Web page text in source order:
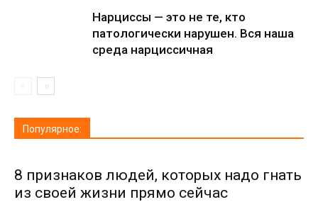
Нарциссы — это не те, кто
патологически нарушен. Вся наша
среда нарциссичная
Популярное:
8 признаков людей, которых надо гнать
из своей жизни прямо сейчас